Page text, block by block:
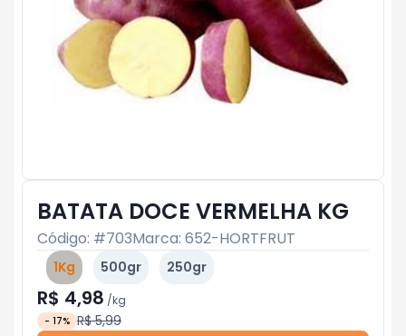
BATATA DOCE VERMELHA KG
Código: #703Marca: 652-HORTFRUT
1Kg 500gr 250gr
R$ 4,98 /kg
- 17% R$ 5,99